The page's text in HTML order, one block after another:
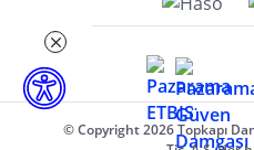
© Copyright 2026 Topkapı